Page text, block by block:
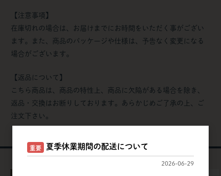
【注意事項】
在庫切れの場合は、お届けまでにお時間をいただく事がござい
ます。また、商品のパッケージや仕様は、予告なく変更になる
場合がございます。
【返品について】
こちら商品は、商品の特性上、商品に欠陥がある場合を除き、
返品・交換はお断りしております。あらかじめご了承の上、ご
注文下さい。
おすすめ商品
Recommended
重要 夏季休業期間の配送について
2026-06-29